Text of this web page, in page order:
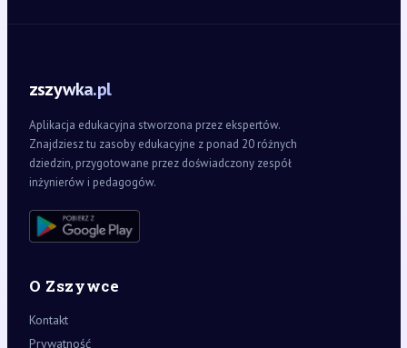
zszywka.pl
Aplikacja edukacyjna stworzona przez ekspertów.
Znajdziesz tu zasoby edukacyjne z ponad 20 różnych
dziedzin, przygotowane przez doświadczony zespół
inżynierów i pedagogów.
O Zszywce
Kontakt
Prywatność